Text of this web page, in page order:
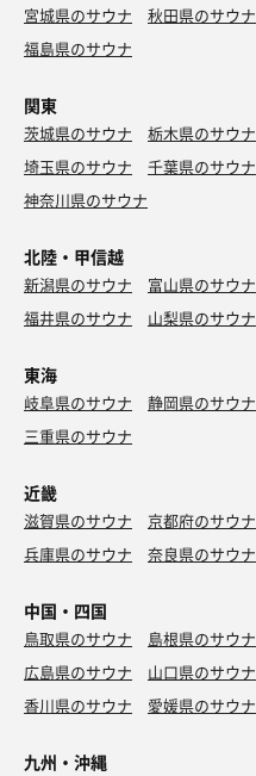
宮城県のサウナ 秋田県のサウナ
福島県のサウナ
関東
茨城県のサウナ 栃木県のサウナ
埼玉県のサウナ
千葉県のサウナ
神奈川県のサウナ
北陸・甲信越
新潟県のサウナ 富山県のサウナ
福井県のサウナ
山梨県のサウナ
東海
岐阜県のサウナ 静岡県のサウナ
三重県のサウナ
近畿
滋賀県のサウナ 京都府のサウナ
兵庫県のサウナ
奈良県のサウナ
中国・四国
鳥取県のサウナ 島根県のサウナ
広島県のサウナ
山口県のサウナ
香川県のサウナ
愛媛県のサウナ
九州・沖縄